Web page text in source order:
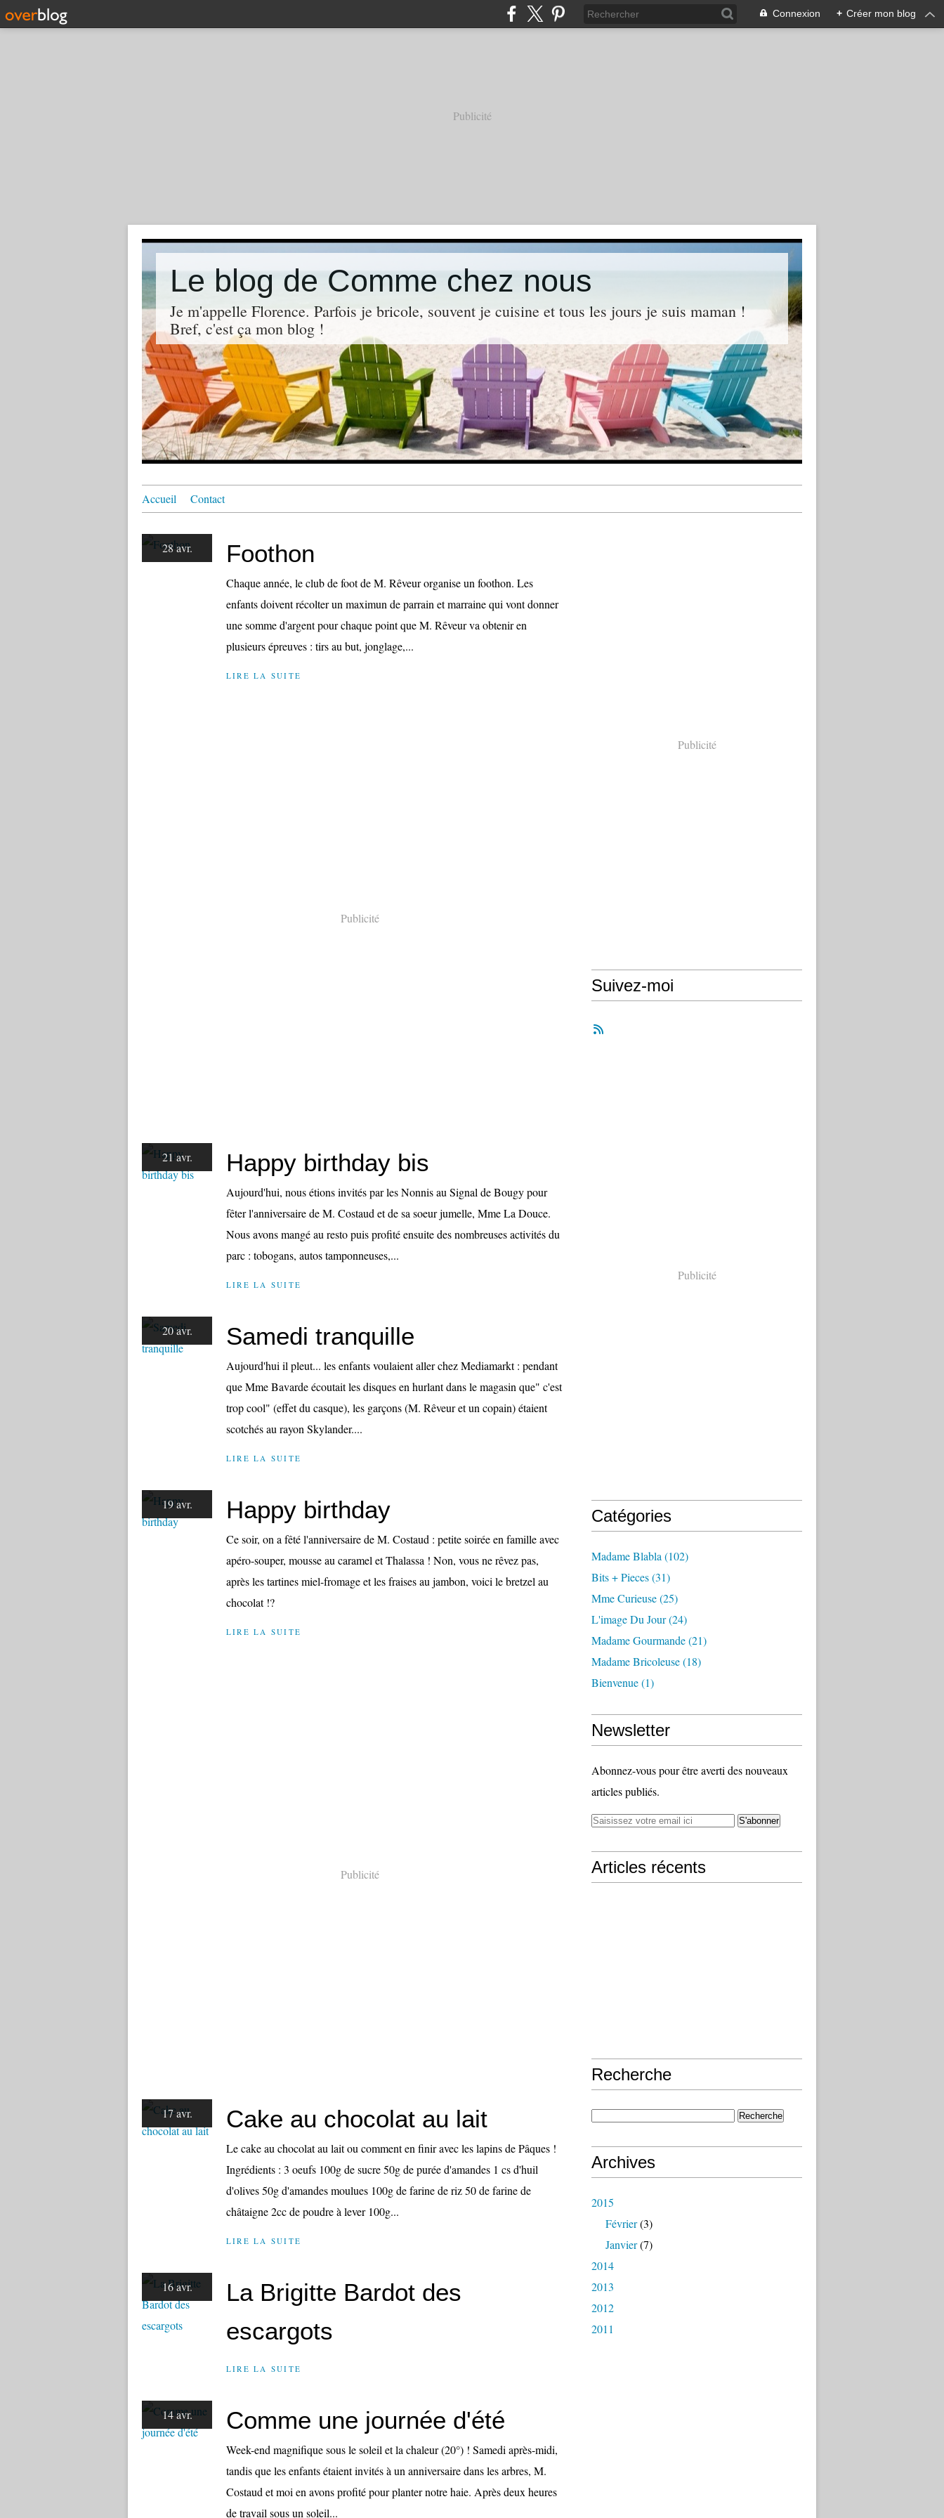
Connexion + Créer mon blog
Publicité
Le blog de Comme chez nous
Je m'appelle Florence. Parfois je bricole, souvent je cuisine et tous les jours je suis maman !
Bref, c'est ça mon blog !
Accueil Contact
28 avr. Foothon
Chaque année, le club de foot de M. Rêveur organise un foothon. Les
enfants doivent récolter un maximun de parrain et marraine qui vont donner
une somme d'argent pour chaque point que M. Rêveur va obtenir en
plusieurs épreuves : tirs au but, jonglage,...
LIRE LA SUITE
Publicité
21 avr. Happy birthday bis
Aujourd'hui, nous étions invités par les Nonnis au Signal de Bougy pour
fêter l'anniversaire de M. Costaud et de sa soeur jumelle, Mme La Douce.
Nous avons mangé au resto puis profité ensuite des nombreuses activités du
parc : tobogans, autos tamponneuses,...
LIRE LA SUITE
20 avr. Samedi tranquille
Aujourd'hui il pleut... les enfants voulaient aller chez Mediamarkt : pendant
que Mme Bavarde écoutait les disques en hurlant dans le magasin que" c'est
trop cool" (effet du casque), les garçons (M. Rêveur et un copain) étaient
scotchés au rayon Skylander....
LIRE LA SUITE
19 avr. Happy birthday
Ce soir, on a fêté l'anniversaire de M. Costaud : petite soirée en famille avec
apéro-souper, mousse au caramel et Thalassa ! Non, vous ne rêvez pas,
après les tartines miel-fromage et les fraises au jambon, voici le bretzel au
chocolat !?
LIRE LA SUITE
Publicité
17 avr. Cake au chocolat au lait
Le cake au chocolat au lait ou comment en finir avec les lapins de Pâques !
Ingrédients : 3 oeufs 100g de sucre 50g de purée d'amandes 1 cs d'huil
d'olives 50g d'amandes moulues 100g de farine de riz 50 de farine de
châtaigne 2cc de poudre à lever 100g...
LIRE LA SUITE
16 avr.
La Brigitte Bardot des
escargots
LIRE LA SUITE
14 avr. Comme une journée d'été
Week-end magnifique sous le soleil et la chaleur (20°) ! Samedi après-midi,
tandis que les enfants étaient invités à un anniversaire dans les arbres, M.
Costaud et moi en avons profité pour planter notre haie. Après deux heures
de travail sous un soleil...
Publicité
Suivez-moi
Publicité
Catégories
Madame Blabla (102)
Bits + Pieces(31)
Mme Curieuse(25)
L'image Du Jour(24)
Madame Gourmande(21)
Madame Bricoleuse(18)
Bienvenue(1)
Newsletter
Abonnez-vous pour être averti des nouveaux
articles publiés.
Articles récents
Recherche
Archives
2015
Février(3)
Janvier(7)
2014
2013
2012
2011